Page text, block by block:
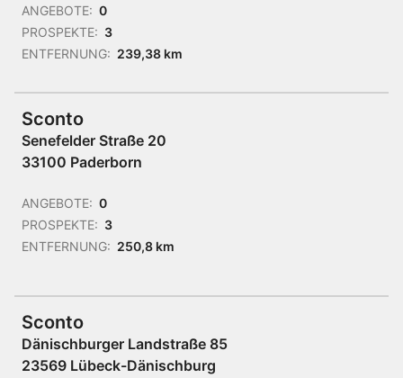
ANGEBOTE: 0
PROSPEKTE: 3
ENTFERNUNG: 239,38 km
Sconto
Senefelder Straße 20
33100 Paderborn
ANGEBOTE: 0
PROSPEKTE: 3
ENTFERNUNG: 250,8 km
Sconto
Dänischburger Landstraße 85
23569 Lübeck-Dänischburg